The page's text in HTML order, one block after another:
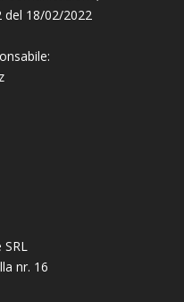
del 18/02/2022
SRL
nr. 16